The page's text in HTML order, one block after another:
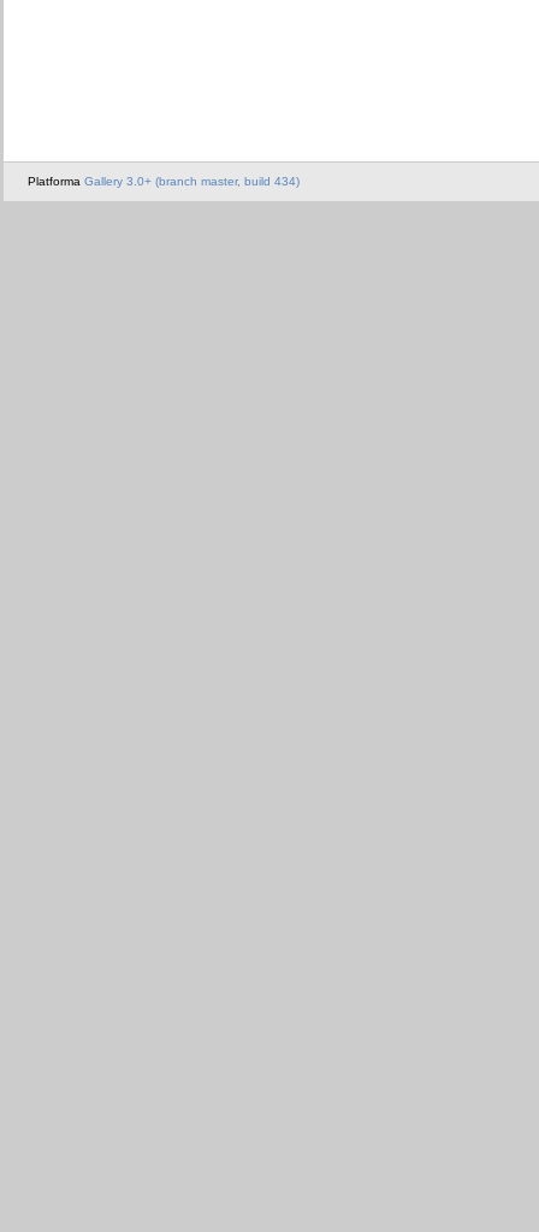
Platforma Gallery 3.0+ (branch master, build 434)